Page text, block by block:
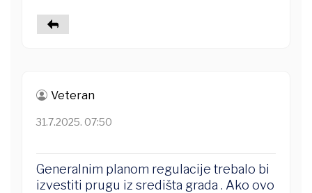
Veteran
31.7.2025. 07:50
Generalnim planom regulacije trebalo bi
izvestiti prugu iz središta grada . Ako ovo